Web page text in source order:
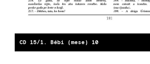
CD 15/1. Bébi (mese) 10